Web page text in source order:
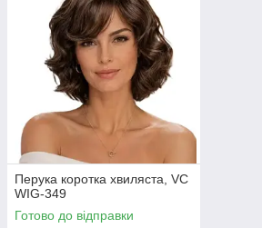
Перука коротка хвиляста, VC
WIG-349
Готово до відправки